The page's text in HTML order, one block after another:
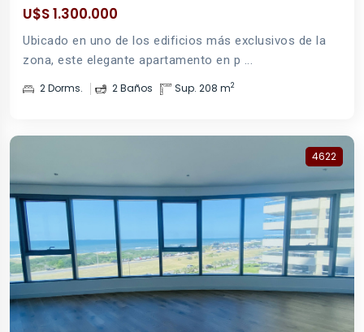
U$S 1.300.000
Ubicado en uno de los edificios más exclusivos de la
zona, este elegante apartamento en p ...
2 Dorms. 2 Baños Sup. 208 m2
4622